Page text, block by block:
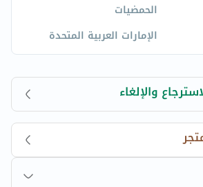
الحمضيات
الإمارات العربية المتحدة
والإلغاء